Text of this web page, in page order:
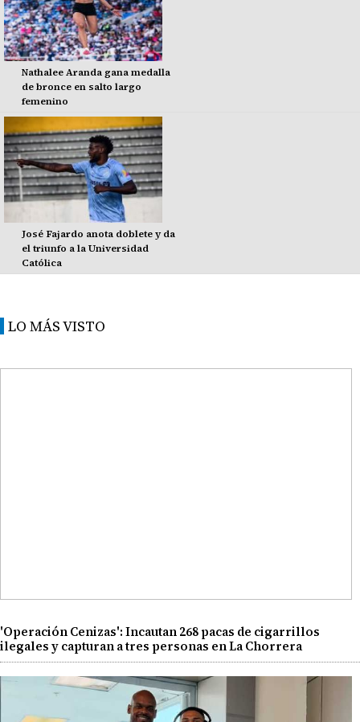
Nathalee Aranda gana medalla
de bronce en salto largo
femenino
José Fajardo anota doblete y da
el triunfo a la Universidad
Católica
LO MÁS VISTO
'Operación Cenizas': Incautan 268 pacas de cigarrillos
ilegales y capturan a tres personas en La Chorrera